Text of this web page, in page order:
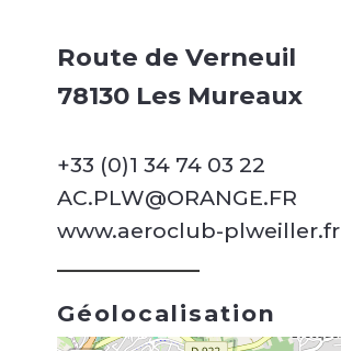
Route de Verneuil
78130 Les Mureaux
+33 (0)1 34 74 03 22
AC.PLW@ORANGE.FR
www.aeroclub-plweiller.fr
Géolocalisation